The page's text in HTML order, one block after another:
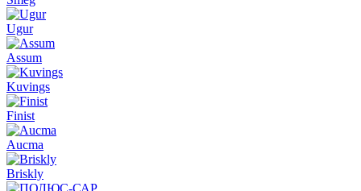
Ugur
Assum
Kuvings
Finist
Aucma
Briskly